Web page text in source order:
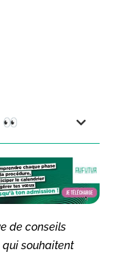
👀
de conseils
souhaitent